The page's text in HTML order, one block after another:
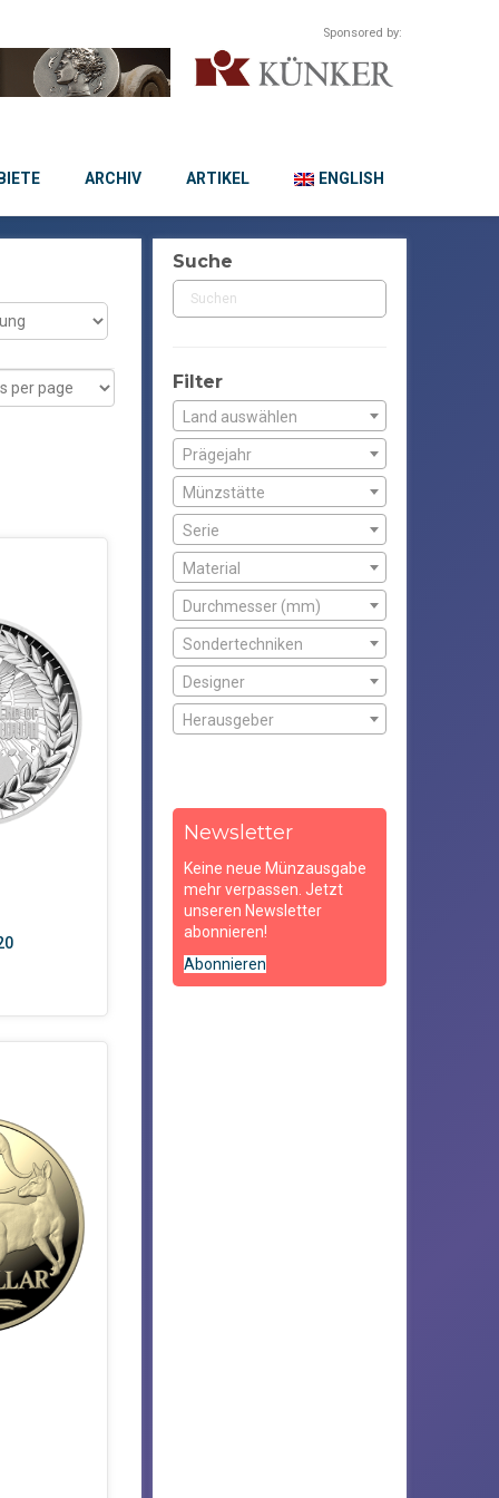
Sponsored by:
ARCHIV ARTIKEL ENGLISH
Suche
Filter
Land auswählen
Prägejahr
Münzstätte
Serie
Material
Durchmesser (mm)
Sondertechniken
Designer
Herausgeber
Newsletter
Keine neue Münzausgabe
mehr verpassen. Jetzt
unseren Newsletter
abonnieren!
Abonnieren